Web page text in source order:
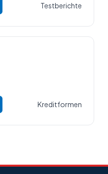
Testberichte
Kreditformen